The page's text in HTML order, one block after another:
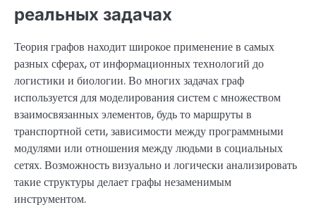
реальных задачах
Теория графов находит широкое применение в самых
разных сферах, от информационных технологий до
логистики и биологии. Во многих задачах граф
используется для моделирования систем с множеством
взаимосвязанных элементов, будь то маршруты в
транспортной сети, зависимости между программными
модулями или отношения между людьми в социальных
сетях. Возможность визуально и логически анализировать
такие структуры делает графы незаменимым
инструментом.